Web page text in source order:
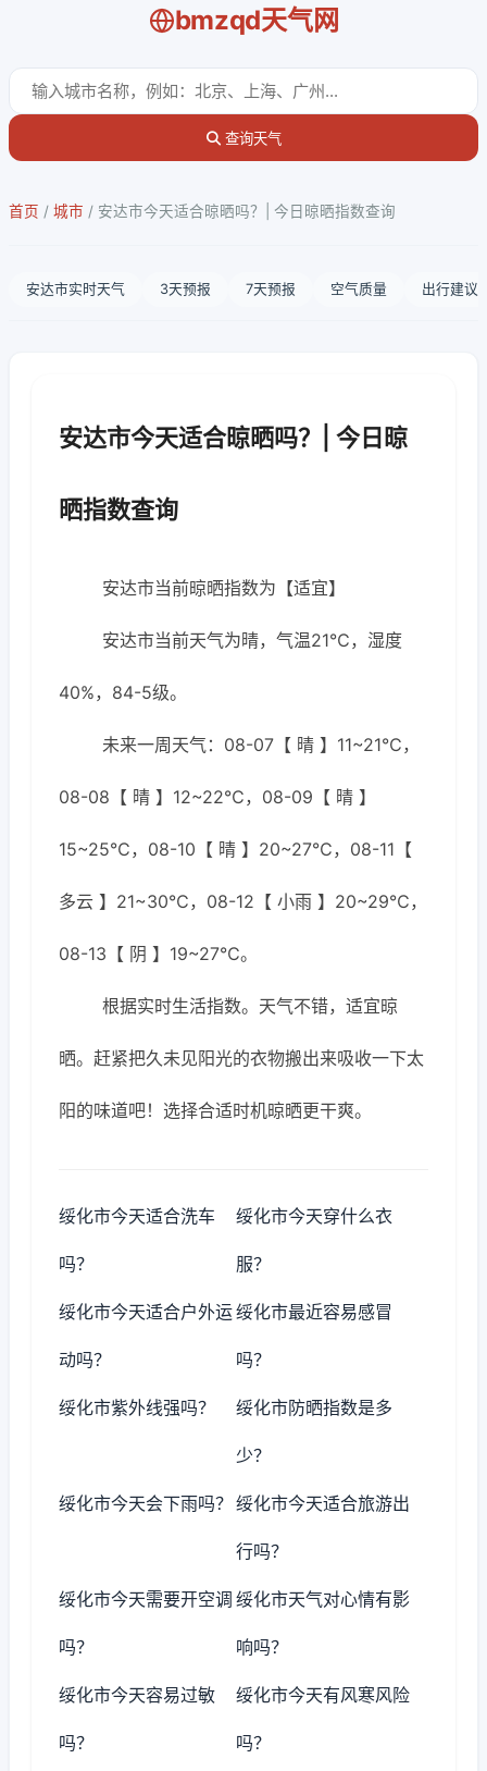
bmzqd天气网
查询天气
首页 / 城市 / 安达市今天适合晾晒吗？| 今日晾晒指数查询
安达市实时天气 3天预报 7天预报 空气质量 出行建议
安达市今天适合晾晒吗？| 今日晾
晒指数查询
安达市当前晾晒指数为【适宜】
安达市当前天气为晴，气温21℃，湿度
40%，84-5级。
未来一周天气：08-07【 晴 】11~21℃，
08-08【 晴 】12~22℃，08-09【 晴 】
15~25℃，08-10【 晴 】20~27℃，08-11【
多云 】21~30℃，08-12【 小雨 】20~29℃，
08-13【 阴 】19~27℃。
根据实时生活指数。天气不错，适宜晾
晒。赶紧把久未见阳光的衣物搬出来吸收一下太
阳的味道吧！选择合适时机晾晒更干爽。
绥化市今天适合洗车
吗？
绥化市今天穿什么衣
服？
绥化市今天适合户外运
动吗？
绥化市最近容易感冒
吗？
绥化市紫外线强吗？ 绥化市防晒指数是多
少？
绥化市今天会下雨吗？ 绥化市今天适合旅游出
行吗？
绥化市今天需要开空调
吗？
绥化市天气对心情有影
响吗？
绥化市今天容易过敏
吗？
绥化市今天有风寒风险
吗？